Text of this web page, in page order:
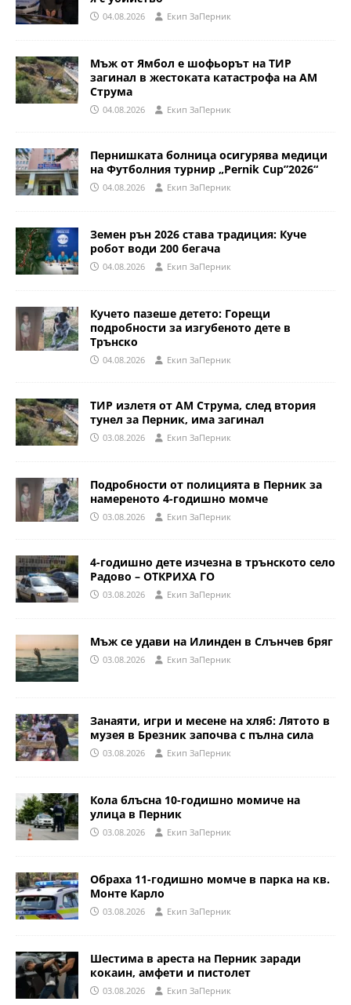
04.08.2026 Eкип ЗаПерник
Мъж от Ямбол е шофьорът на ТИР
загинал в жестоката катастрофа на АМ
Струма
04.08.2026 Eкип ЗаПерник
Пернишката болница осигурява медици
на Футболния турнир „Pernik Cup”2026“
04.08.2026 Eкип ЗаПерник
Земен рън 2026 става традиция: Куче
робот води 200 бегача
04.08.2026 Eкип ЗаПерник
Кучето пазеше детето: Горещи
подробности за изгубеното дете в
Трънско
04.08.2026 Eкип ЗаПерник
ТИР излетя от АМ Струма, след втория
тунел за Перник, има загинал
03.08.2026 Eкип ЗаПерник
Подробности от полицията в Перник за
намереното 4-годишно момче
03.08.2026 Eкип ЗаПерник
4-годишно дете изчезна в трънското село
Радово – ОТКРИХА ГО
03.08.2026 Eкип ЗаПерник
Мъж се удави на Илинден в Слънчев бряг
03.08.2026 Eкип ЗаПерник
Занаяти, игри и месене на хляб: Лятото в
музея в Брезник започва с пълна сила
03.08.2026 Eкип ЗаПерник
Кола блъсна 10-годишно момиче на
улица в Перник
03.08.2026 Eкип ЗаПерник
Обраха 11-годишно момче в парка на кв.
Монте Карло
03.08.2026 Eкип ЗаПерник
Шестима в ареста на Перник заради
кокаин, амфети и пистолет
03.08.2026 Eкип ЗаПерник